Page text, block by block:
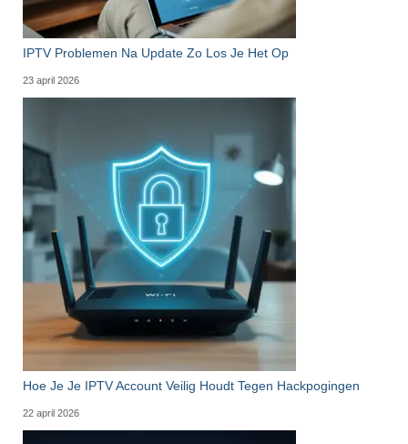
IPTV Problemen Na Update Zo Los Je Het Op
23 april 2026
Hoe Je Je IPTV Account Veilig Houdt Tegen Hackpogingen
22 april 2026